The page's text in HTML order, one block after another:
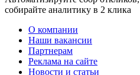
собирайте аналитику в 2 клика
О компании
Наши вакансии
Партнерам
Реклама на сайте
Новости и статьи